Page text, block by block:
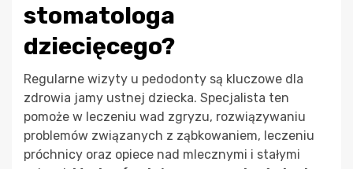
stomatologa
dziecięcego?
Regularne wizyty u pedodonty są kluczowe dla
zdrowia jamy ustnej dziecka. Specjalista ten
pomoże w leczeniu wad zgryzu, rozwiązywaniu
problemów związanych z ząbkowaniem, leczeniu
próchnicy oraz opiece nad mlecznymi i stałymi